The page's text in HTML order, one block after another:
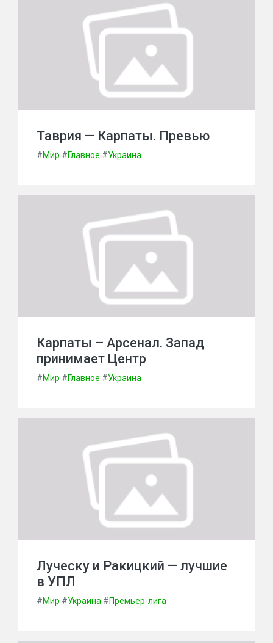
Таврия — Карпаты. Превью
#Мир #Главное #Украина
Карпаты – Арсенал. Запад
принимает Центр
#Мир #Главное #Украина
Луческу и Ракицкий — лучшие
в УПЛ
#Мир #Украина #Премьер-лига